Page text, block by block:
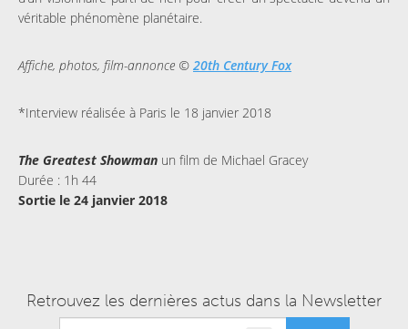
véritable phénomène planétaire.
Affiche, photos, film-annonce © 20th Century Fox
*Interview réalisée à Paris le 18 janvier 2018
The Greatest Showman un film de Michael Gracey
Durée : 1h 44
Sortie le 24 janvier 2018
Retrouvez les dernières actus dans la Newsletter